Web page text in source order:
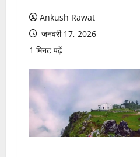
Ankush Rawat
जनवरी 17, 2026
1 मिनट पढ़ें